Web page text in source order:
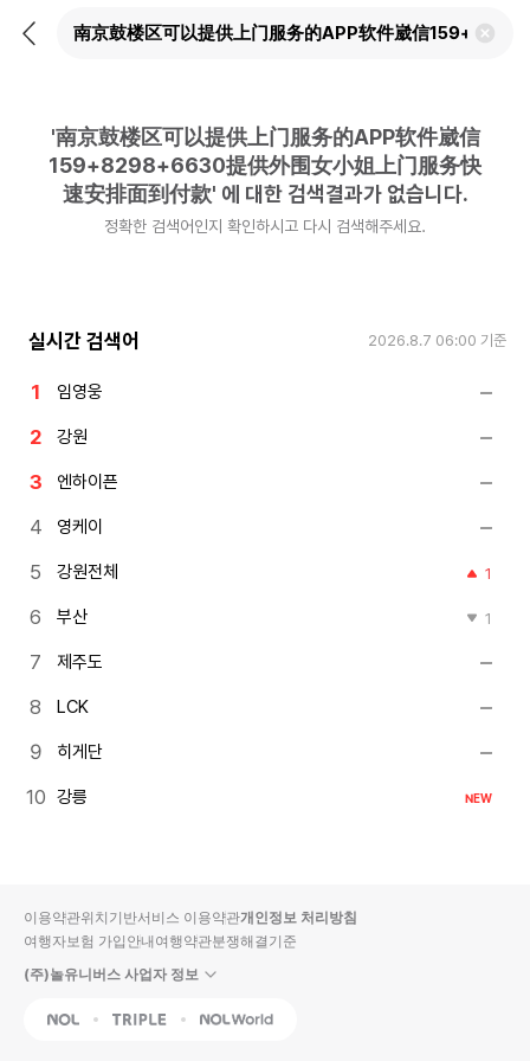
뒤
검
'南京鼓楼区可以提供上门服务的APP软件崴信
159+8298+6630提供外围女小姐上门服务快
速安排面到付款' 에 대한 검색결과가 없습니다.
정확한 검색어인지 확인하시고 다시 검색해주세요.
실시간 검색어 2026.8.7 06:00 기준
임영웅
강원
엔하이픈
영케이
강원전체 1
부산 1
제주도
LCK
히게단
강릉 NEW
이용약관위치기반서비스 이용약관개인정보 처리방침
여행자보험 가입안내여행약관분쟁해결기준
(주)놀유니버스 사업자 정보
NOL Triple Interpark Global